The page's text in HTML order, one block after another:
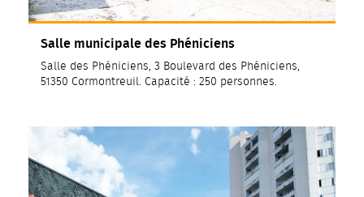
Salle municipale des Phéniciens
Salle des Phéniciens, 3 Boulevard des Phéniciens,
51350 Cormontreuil. Capacité : 250 personnes.